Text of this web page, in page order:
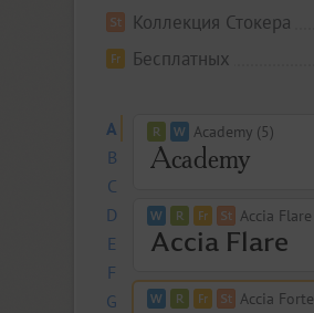
Коллекция Стокера
Бесплатных
A
B
C
D
E
F
G
Academy (5)
Accia
Accia